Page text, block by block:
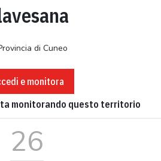
di Cuneo
e monitora
monitorando questo territorio
26